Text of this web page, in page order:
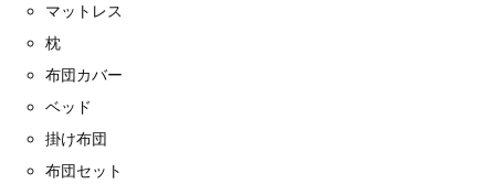
マットレス
枕
布団カバー
ベッド
掛け布団
布団セット